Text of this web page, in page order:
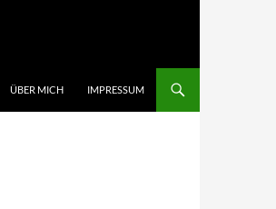
ÜBER MICH IMPRESSUM